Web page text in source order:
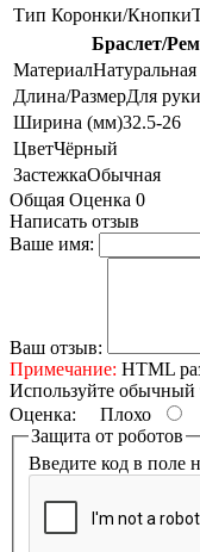
Тип Коронки/Кнопки
Браслет/
Материал
Длина/РазмерДля
Ширина (мм)32.5-26
ЦветЧёрный
ЗастежкаОбычная
Общая Оценка 0
Написать отзыв
Ваше имя:
Ваш отзыв:
Примечание: HTML
Используйте обычный
Оценка: Плохо
Защита от роботов
Введите код в поле